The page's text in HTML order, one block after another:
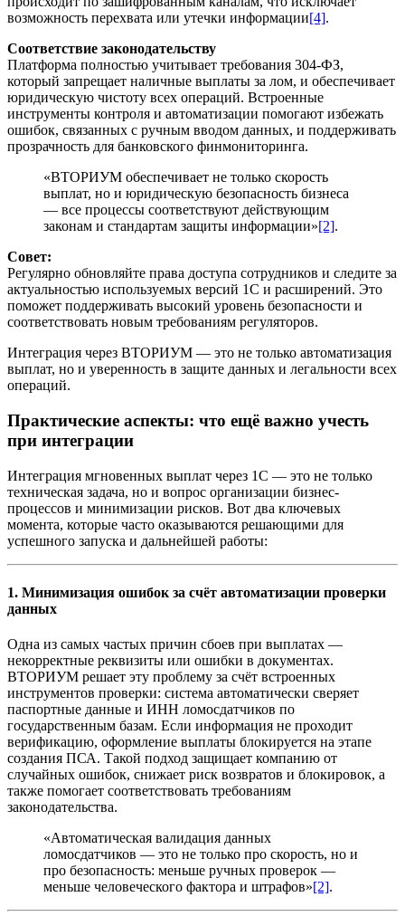
возможность перехвата или утечки информации[4].
Соответствие законодательству
Платформа полностью учитывает требования 304-ФЗ,
который запрещает наличные выплаты за лом, и обеспечивает
юридическую чистоту всех операций. Встроенные
инструменты контроля и автоматизации помогают избежать
ошибок, связанных с ручным вводом данных, и поддерживать
прозрачность для банковского финмониторинга.
«ВТОРИУМ обеспечивает не только скорость
выплат, но и юридическую безопасность бизнеса
— все процессы соответствуют действующим
законам и стандартам защиты информации»[2].
Совет:
Регулярно обновляйте права доступа сотрудников и следите за
актуальностью используемых версий 1С и расширений. Это
поможет поддерживать высокий уровень безопасности и
соответствовать новым требованиям регуляторов.
Интеграция через ВТОРИУМ — это не только автоматизация
выплат, но и уверенность в защите данных и легальности всех
операций.
Практические аспекты: что ещё важно учесть
при интеграции
Интеграция мгновенных выплат через 1С — это не только
техническая задача, но и вопрос организации бизнес-
процессов и минимизации рисков. Вот два ключевых
момента, которые часто оказываются решающими для
успешного запуска и дальнейшей работы:
1. Минимизация ошибок за счёт автоматизации проверки
данных
Одна из самых частых причин сбоев при выплатах —
некорректные реквизиты или ошибки в документах.
ВТОРИУМ решает эту проблему за счёт встроенных
инструментов проверки: система автоматически сверяет
паспортные данные и ИНН ломосдатчиков по
государственным базам. Если информация не проходит
верификацию, оформление выплаты блокируется на этапе
создания ПСА. Такой подход защищает компанию от
случайных ошибок, снижает риск возвратов и блокировок, а
также помогает соответствовать требованиям
законодательства.
«Автоматическая валидация данных
ломосдатчиков — это не только про скорость, но и
про безопасность: меньше ручных проверок —
меньше человеческого фактора и штрафов»[2].